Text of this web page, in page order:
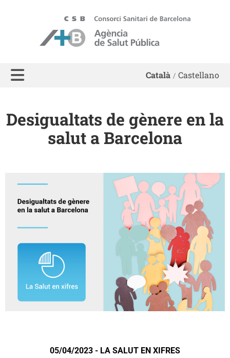
ASPB - Agència de Salut Pública de Barcelona
Català Castellano
Desigualtats de gènere en la
salut a Barcelona
05/04/2023 - LA SALUT EN XIFRES